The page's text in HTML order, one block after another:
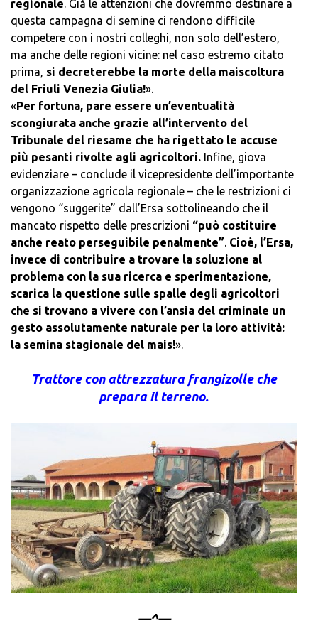
regionale. Già le attenzioni che dovremmo destinare a
questa campagna di semine ci rendono difficile
competere con i nostri colleghi, non solo dell’estero,
ma anche delle regioni vicine: nel caso estremo citato
prima, si decreterebbe la morte della maiscoltura
del Friuli Venezia Giulia!».
«Per fortuna, pare essere un’eventualità
scongiurata anche grazie all’intervento del
Tribunale del riesame che ha rigettato le accuse
più pesanti rivolte agli agricoltori. Infine, giova
evidenziare – conclude il vicepresidente dell’importante
organizzazione agricola regionale – che le restrizioni ci
vengono “suggerite” dall’Ersa sottolineando che il
mancato rispetto delle prescrizioni “può costituire
anche reato perseguibile penalmente”. Cioè, l’Ersa,
invece di contribuire a trovare la soluzione al
problema con la sua ricerca e sperimentazione,
scarica la questione sulle spalle degli agricoltori
che si trovano a vivere con l’ansia del criminale un
gesto assolutamente naturale per la loro attività:
la semina stagionale del mais!».
Trattore con attrezzatura frangizolle che
prepara il terreno.
—^—